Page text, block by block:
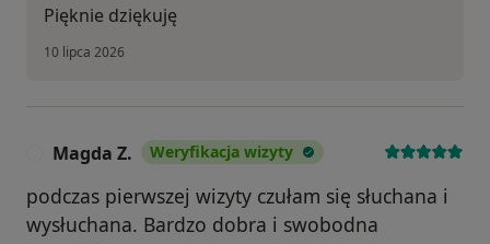
Pięknie dziękuję
10 lipca 2026
Magda Z. Weryfikacja wizyty
podczas pierwszej wizyty czułam się słuchana i
wysłuchana. Bardzo dobra i swobodna